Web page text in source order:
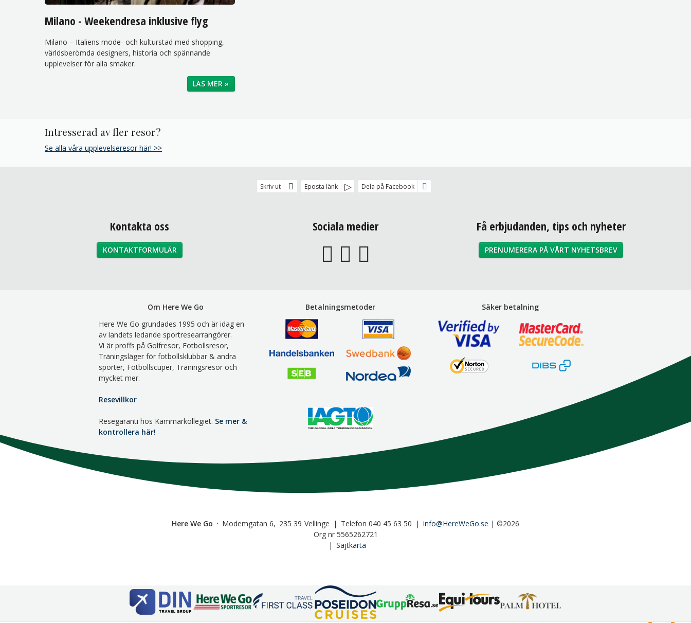
Milano - Weekendresa inklusive flyg
Milano – Italiens mode- och kulturstad med shopping,
världsberömda designers, historia och spännande
upplevelser för alla smaker.
LÄS MER »
Intresserad av fler resor?
Se alla våra upplevelseresor här! >>
Skriv ut Eposta länk Dela på Facebook
Kontakta oss
KONTAKTFORMULÄR
Sociala medier Få erbjudanden, tips och nyheter
PRENUMERERA PÅ VÅRT NYHETSBREV
Om Here We Go
Here We Go grundades 1995 och är idag en
av landets ledande sportresearrangörer.
Vi är proffs på Golfresor, Fotbollsresor,
Träningsläger för fotbollsklubbar & andra
sporter, Fotbollscuper, Träningsresor och
mycket mer.
Resevillkor
Resegaranti hos Kammarkollegiet. Se mer &
kontrollera här!
Betalningsmetoder Säker betalning
Here We Go Modemgatan 6 235 39 Vellinge Telefon 040 45 63 50 info@HereWeGo.se | ©2026
Org nr 5565262721
Sajtkarta